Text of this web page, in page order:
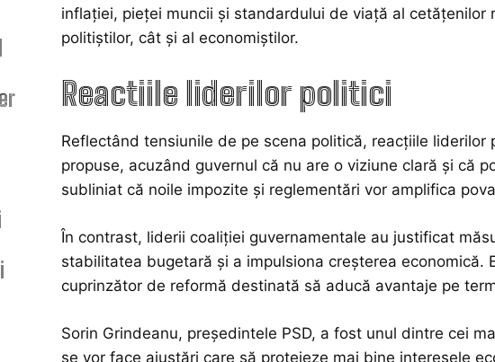
inflației, pieței muncii și standardului de viață al
politiștilor, cât și al economiștilor.
Reactiile liderilor politici
Reflectând tensiunile de pe scena politică, reacțiile
propuse, acuzând guvernul că nu are o viziune clară și că
subliniat că noile impozite și reglementări vor amplifica
În contrast, liderii coaliției guvernamentale au justificat
stabilitatea bugetară și a impulsiona creșterea
cuprinzător de reformă destinată să aducă avantaje pe
Sorin Grindeanu, președintele PSD, a fost unul dintre cei
se vor face ajustări care să protejeze mai bine interesele